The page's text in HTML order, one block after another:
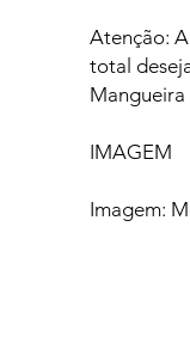
Atenção:
total
Mangueira
IMAGEM
Imagem: